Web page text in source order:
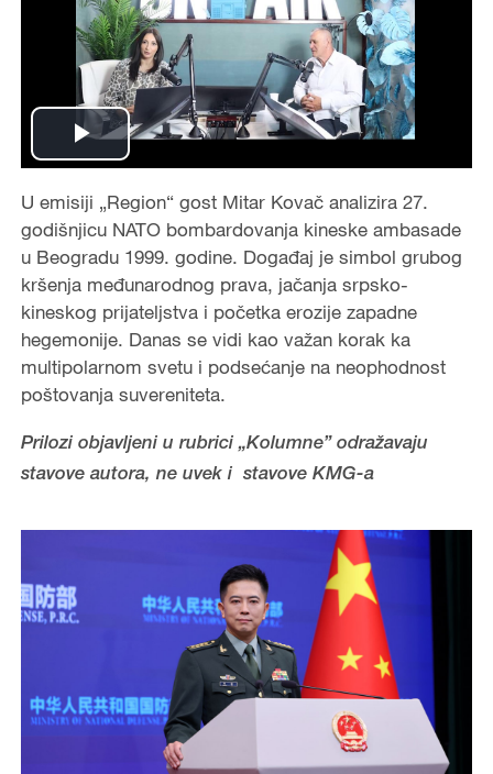
Play
Video
U emisiji „Region“ gost Mitar Kovač analizira 27.
godišnjicu NATO bombardovanja kineske ambasade
u Beogradu 1999. godine. Događaj je simbol grubog
kršenja međunarodnog prava, jačanja srpsko-
kineskog prijateljstva i početka erozije zapadne
hegemonije. Danas se vidi kao važan korak ka
multipolarnom svetu i podsećanje na neophodnost
poštovanja suvereniteta.
Prilozi objavljeni u rubrici „Kolumne” odražavaju
stavove autora, ne uvek i stavove KMG-a